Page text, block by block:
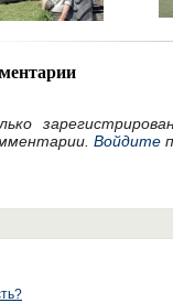
Войдите